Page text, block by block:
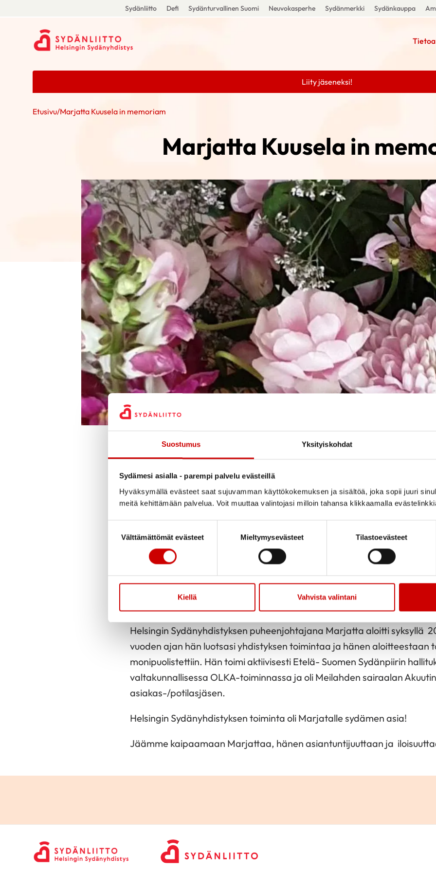
Suostumus Yksityiskohdat
Sydämesi asialla - parempi palvelu evästeillä
Hyväksymällä evästeet saat sujuvamman käyttökokemuksen ja sisältöä, joka sopii juuri
meitä kehittämään palvelua. Voit muuttaa valintojasi milloin tahansa klikkaamalla
Välttämättömät evästeet
Mieltymysevästeet Tilastoevästeet
Kiellä Vahvista valintani
Sydänliitto Defi Sydänturvallinen Suomi Neuvokasperhe Sydänmerkki Sydänkauppa
Tietoa
Liity jäseneksi!
Etusivu/Marjatta Kuusela in memoriam
Marjatta Kuusela in
Julkaistu 17.10.2024 Jaa sivu
Kunniapuheenjohtajamme Marjatta Kuusela nukkui pois 6.10.2024. Hän
16.6.1944 Parikkalassa, josta muodostui hänelle tärkeä paikka. Siellä oli
jossa Marjatta vietti vapaa-aikaansa perheen ja ystävien kanssa
sienestäen.
Marjattaa valmistui unelma-ammattiinsa sairaanhoitajaksi vuonna
myös kehitysyhteistyössä Nigeriassa. Vuodesta 1969 alkaen hän
Helsingin Sydänyhdistyksen puheenjohtajana Marjatta aloitti syksyllä
vuoden ajan hän luotsasi yhdistyksen toimintaa ja hänen aloitteestaan
monipuolistettiin. Hän toimi aktiivisesti Etelä- Suomen Sydänpiirin
valtakunnallisessa OLKA-toiminnassa ja oli Meilahden sairaalan
asiakas-/potilasjäsen.
Helsingin Sydänyhdistyksen toiminta oli Marjatalle sydämen asia!
Jäämme kaipaamaan Marjattaa, hänen asiantuntijuuttaan ja